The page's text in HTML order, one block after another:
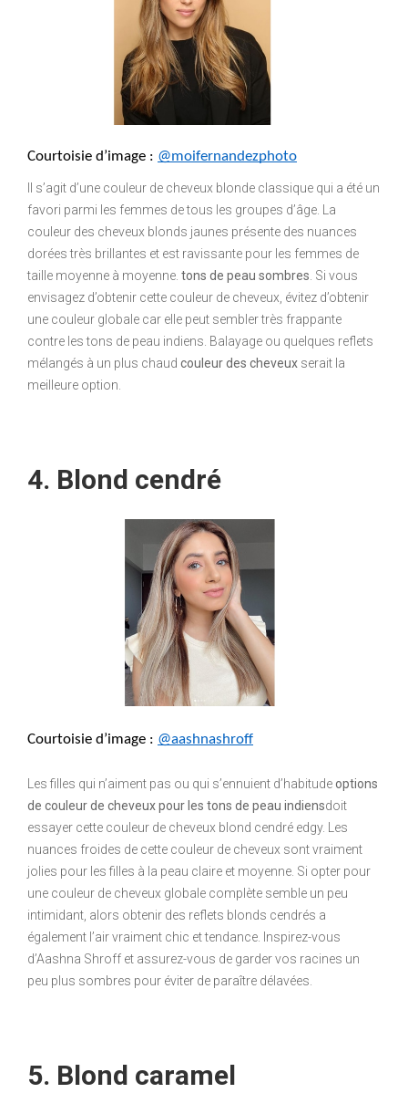
Courtoisie d’image : @moifernandezphoto
Il s’agit d’une couleur de cheveux blonde classique qui a été un
favori parmi les femmes de tous les groupes d’âge. La
couleur des cheveux blonds jaunes présente des nuances
dorées très brillantes et est ravissante pour les femmes de
taille moyenne à moyenne. tons de peau sombres . Si vous
envisagez d’obtenir cette couleur de cheveux, évitez d’obtenir
une couleur globale car elle peut sembler très frappante
contre les tons de peau indiens. Balayage ou quelques reflets
mélangés à un plus chaud couleur des cheveux serait la
meilleure option.
4. Blond cendré
Courtoisie d’image : @aashnashroff
Les filles qui n’aiment pas ou qui s’ennuient d’habitudeoptions
de couleur de cheveux pour les tons de peau indiensdoit
essayer cette couleur de cheveux blond cendré edgy. Les
nuances froides de cette couleur de cheveux sont vraiment
jolies pour les filles à la peau claire et moyenne. Si opter pour
une couleur de cheveux globale complète semble un peu
intimidant, alors obtenir des reflets blonds cendrés a
également l’air vraiment chic et tendance. Inspirez-vous
d’Aashna Shroff et assurez-vous de garder vos racines un
peu plus sombres pour éviter de paraître délavées.
5. Blond caramel